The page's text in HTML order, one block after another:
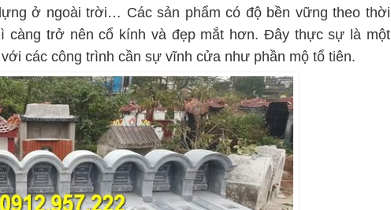
ở ngoài trời… Các sản phẩm có độ bền vững theo thời
càng trở nên cổ kính và đẹp mắt hơn. Đây thực sự là một
các công trình cần sự vĩnh cửa như phần mộ tổ tiên.